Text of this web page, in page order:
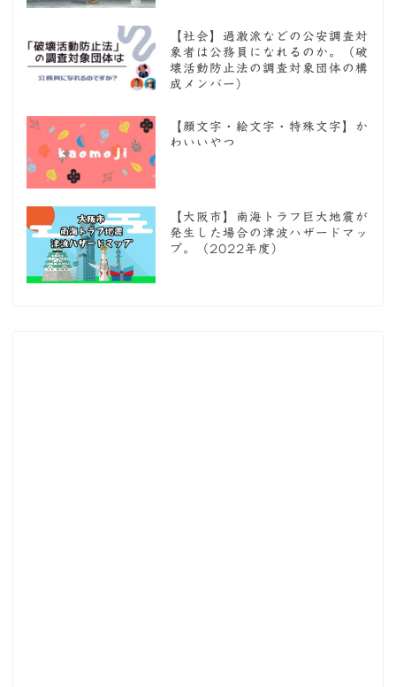
【社会】過激派などの公安調査対
象者は公務員になれるのか。（破
壊活動防止法の調査対象団体の構
成メンバー）
【顔文字・絵文字・特殊文字】か
わいいやつ
【大阪市】南海トラフ巨大地震が
発生した場合の津波ハザードマッ
プ。（2022年度）